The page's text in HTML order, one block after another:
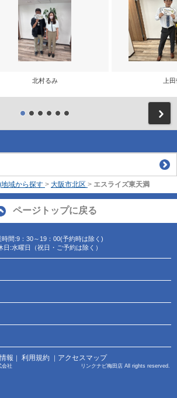
北村るみ 上
域から探す > 大阪市北区 > エスライズ東天満
ページトップに戻る
時間:9：30～19：00(予約時は除く)
日:水曜日（祝日・ご予約は除く）
報 利用規約 アクセスマップ
通株式会社 リンクナビ梅田店 All rights reserved.